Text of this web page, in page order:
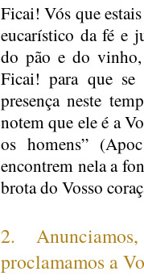
Ficai! Vós que
eucarístico da fé e
do pão e do vinho,
Ficai! para que se
presença neste
notem que ele é a
os homens”
encontrem nela a
brota do Vosso
2.
proclamamos a